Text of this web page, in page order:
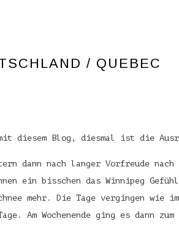
/ QUEBEC
diesem Blog, diesmal ist die
dann nach langer Vorfreude
ein bisschen das Winnipeg
mehr. Die Tage vergingen wie
Am Wochenende ging es dann